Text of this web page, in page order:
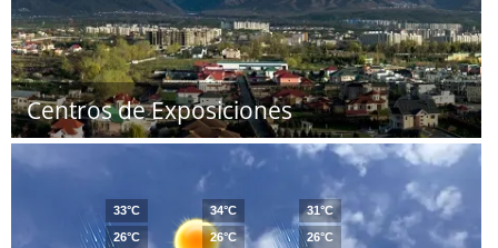
Centros de Exposiciones
33°C
26°C
34°C
26°C
31°C
26°C